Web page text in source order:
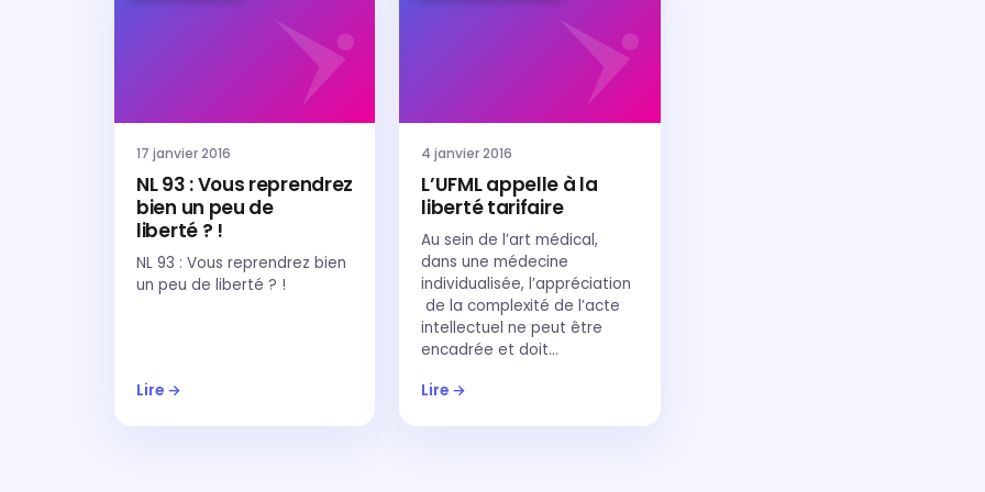
17 janvier 2016
NL 93 : Vous reprendrez
bien un peu de
liberté ? !
NL 93 : Vous reprendrez bien
un peu de liberté ? !
Lire →
4 janvier 2016
L’UFML appelle à la
liberté tarifaire
Au sein de l’art médical,
dans une médecine
individualisée, l’appréciation
de la complexité de l’acte
intellectuel ne peut être
encadrée et doit…
Lire →